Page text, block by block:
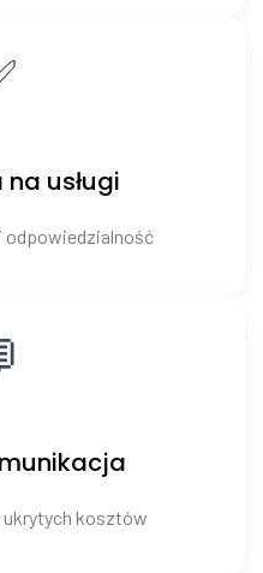
usługi
odpowiedzialność
ukrytych kosztów